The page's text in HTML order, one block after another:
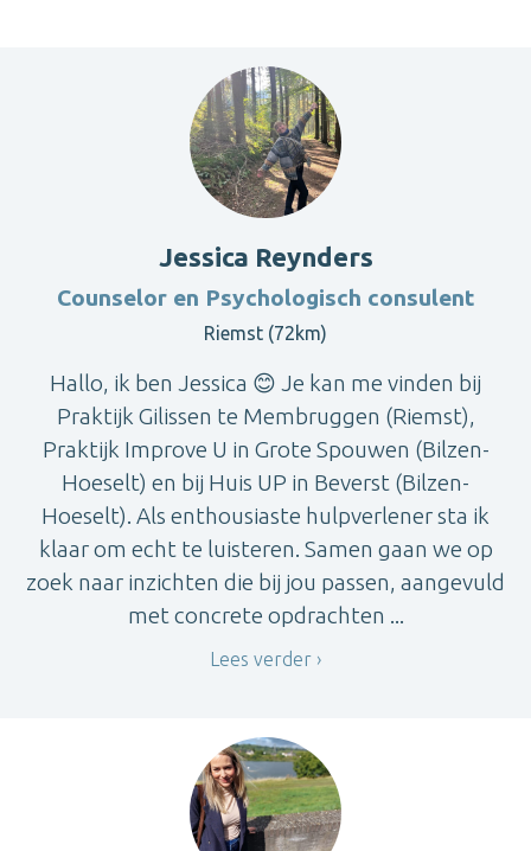
Jessica Reynders
Counselor en Psychologisch consulent
Riemst (72km)
Hallo, ik ben Jessica 😊 Je kan me vinden bij
Praktijk Gilissen te Membruggen (Riemst),
Praktijk Improve U in Grote Spouwen (Bilzen-
Hoeselt) en bij Huis UP in Beverst (Bilzen-
Hoeselt). Als enthousiaste hulpverlener sta ik
klaar om echt te luisteren. Samen gaan we op
zoek naar inzichten die bij jou passen, aangevuld
met concrete opdrachten ...
Lees verder